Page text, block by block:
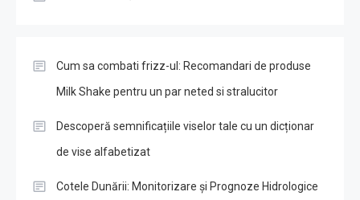
Cum sa combati frizz-ul: Recomandari de produse
Milk Shake pentru un par neted si stralucitor
Descoperă semnificațiile viselor tale cu un dicționar
de vise alfabetizat
Cotele Dunării: Monitorizare și Prognoze Hidrologice